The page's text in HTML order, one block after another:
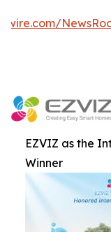
EZVIZ as the
Winner